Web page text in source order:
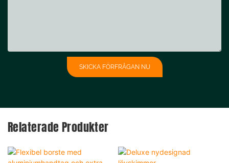
SKICKA FÖRFRÅGAN NU
Relaterade Produkter